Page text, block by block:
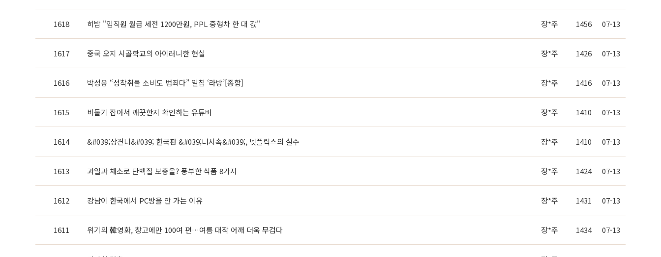
1618 히밥 "임직원 월급 세전 1200만원, PPL 중형차 한 대 값" 장*주 1456 07-13
1617 중국 오지 시골학교의 아이러니한 현실 장*주 1426 07-13
1616 박성웅 “성착취물 소비도 범죄다” 일침 ‘라방’[종합] 장*주 1416 07-13
1615 비둘기 잡아서 깨끗한지 확인하는 유튜버 장*주 1410 07-13
1614 &#039;상견니&#039; 한국판 &#039;너시속&#039;, 넷플릭스의 실수 장*주 1410 07-13
1613 과일과 채소로 단백질 보충을? 풍부한 식품 8가지 장*주 1424 07-13
1612 강남이 한국에서 PC방을 안 가는 이유 장*주 1431 07-13
1611 위기의 韓영화, 창고에만 100여 편…여름 대작 어깨 더욱 무겁다 장*주 1434 07-13